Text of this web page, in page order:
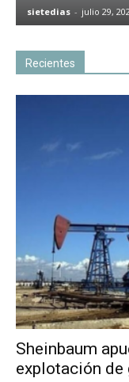
sietedias - julio 29,
Recientes
Sheinbaum
explotación de